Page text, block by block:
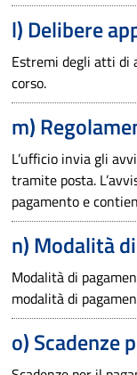
l) Delibere
Estremi degli atti di
corso.
m)
L’ufficio invia gli
tramite posta.
pagamento e
n) Modalità
Modalità di
modalità di
o) Scadenze